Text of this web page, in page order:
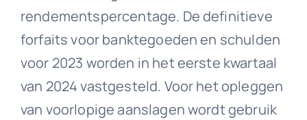
rendementspercentage. De definitieve
forfaits voor banktegoeden en schulden
voor 2023 worden in het eerste kwartaal
van 2024 vastgesteld. Voor het opleggen
van voorlopige aanslagen wordt gebruik